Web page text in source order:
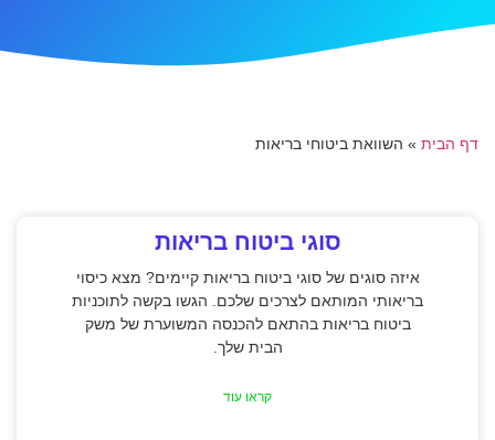
דף הבית » השוואת ביטוחי בריאות
סוגי ביטוח בריאות
איזה סוגים של סוגי ביטוח בריאות קיימים? מצא כיסוי
בריאותי המותאם לצרכים שלכם. הגשו בקשה לתוכניות
ביטוח בריאות בהתאם להכנסה המשוערת של משק
הבית שלך.
קראו עוד